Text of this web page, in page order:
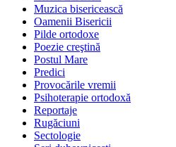
Muzica bisericească
Oamenii Bisericii
Pilde ortodoxe
Poezie creştină
Postul Mare
Predici
Provocările vremii
Psihoterapie ortodoxă
Reportaje
Rugăciuni
Sectologie